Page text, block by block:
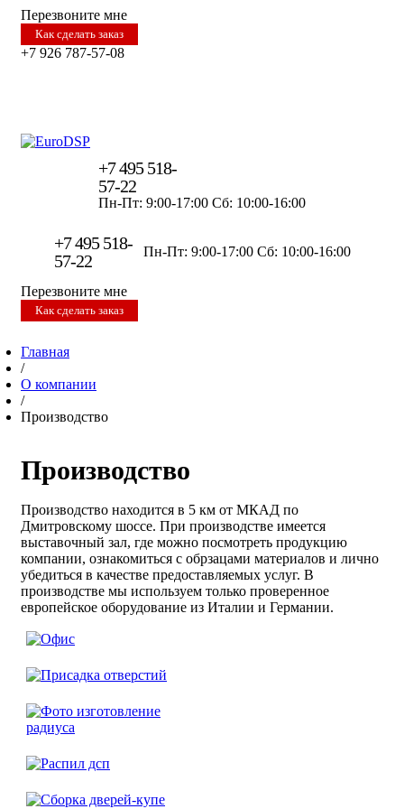
Перезвоните мне
Как сделать заказ
+7 926 787-57-08
+7 495 518-
57-22
Пн-Пт: 9:00-17:00 Сб: 10:00-16:00
+7 495 518-
57-22
Пн-Пт: 9:00-17:00 Сб: 10:00-16:00
Перезвоните мне
Как сделать заказ
Главная
/
О компании
/
Производство
Производство
Производство находится в 5 км от МКАД по
Дмитровскому шоссе. При производстве имеется
выставочный зал, где можно посмотреть продукцию
компании, ознакомиться с обрзацами материалов и лично
убедиться в качестве предоставляемых услуг. В
производстве мы используем только проверенное
европейское оборудование из Италии и Германии.